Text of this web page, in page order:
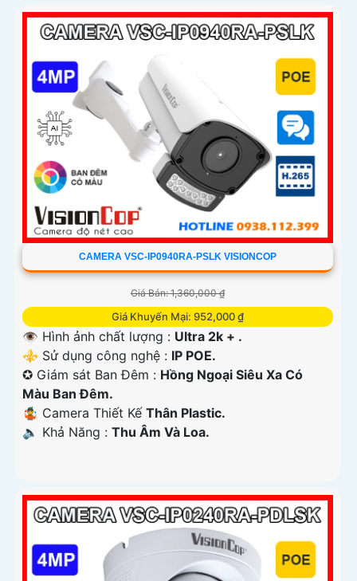
CAMERA VSC-IP0940RA-PSLK VISIONCOP
Giá Bán: 1,360,000 ₫
Giá Khuyến Mại: 952,000 ₫
👁 Hình ảnh chất lượng : Ultra 2k + .
⚜️ Sử dụng công nghệ : IP POE.
✪ Giám sát Ban Đêm : Hồng Ngoại Siêu Xa Có
Màu Ban Ðêm.
🤹 Camera Thiết Kế Thân Plastic.
️🔈 Khả Năng : Thu Âm Và Loa.